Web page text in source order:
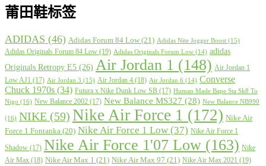
莆田鞋标签
ADIDAS (46) Adidas Forum 84 Low (21) Adidas Nite Jogger Boost (15)
Adidas Originals Forum 84 Low (19) Adidas Originals Forum Low (14) adidas
Originals Retropy E5 (26) Air Jordan 1 (148) Air Jordan 1
Low AJ1 (17) Air Jordan 3 (15) Air Jordan 4 (18) Air Jordan 6 (14) Converse
Chuck 1970s (34) Futura x Nike Dunk Low SB (17) Human Made Bape Sta Sk8 To
Nigo (16) New Balance 2002 (17) New Balance MS327 (28) New Balance NB990
(16) NIKE (59) Nike Air Force 1 (172) Nike Air
Force 1 Fontanka (20) Nike Air Force 1 Low (37) Nike Air Force 1
Shadow (17) Nike Air Force 1'07 Low (163) Nike
Air Max (18) Nike Air Max 1 (21) Nike Air Max 97 (21) Nike Air Max 2021 (19)